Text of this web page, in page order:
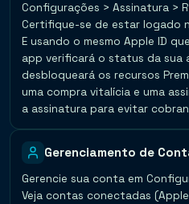
Configurações > Assinatura >
Certifique-se de estar logado
E usando o mesmo Apple ID
app verificará o status da sua
desbloqueará os recursos
uma compra vitalícia e uma
a assinatura para evitar
Gerenciamento de
Gerencie sua conta em
Veja contas conectadas